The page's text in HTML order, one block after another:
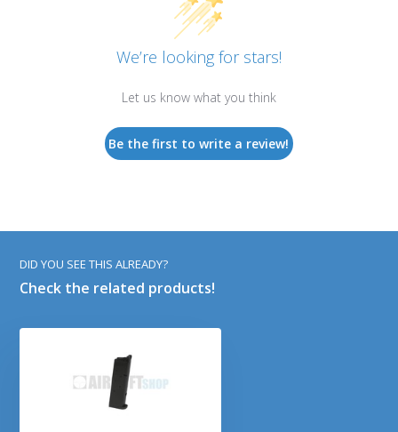
We’re looking for stars!
Let us know what you think
Be the first to write a review!
DID YOU SEE THIS ALREADY?
Check the related products!